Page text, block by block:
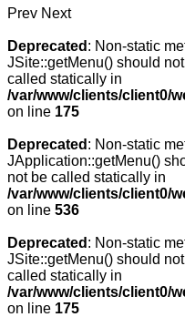
Prev Next
Deprecated : Non-static
JSite::getMenu() should
called statically in
/var/www/clients/client0/
on line 175
Deprecated : Non-static
JApplication::getMenu()
not be called statically in
/var/www/clients/client0/
on line 536
Deprecated : Non-static
JSite::getMenu() should
called statically in
/var/www/clients/client0/
on line 175